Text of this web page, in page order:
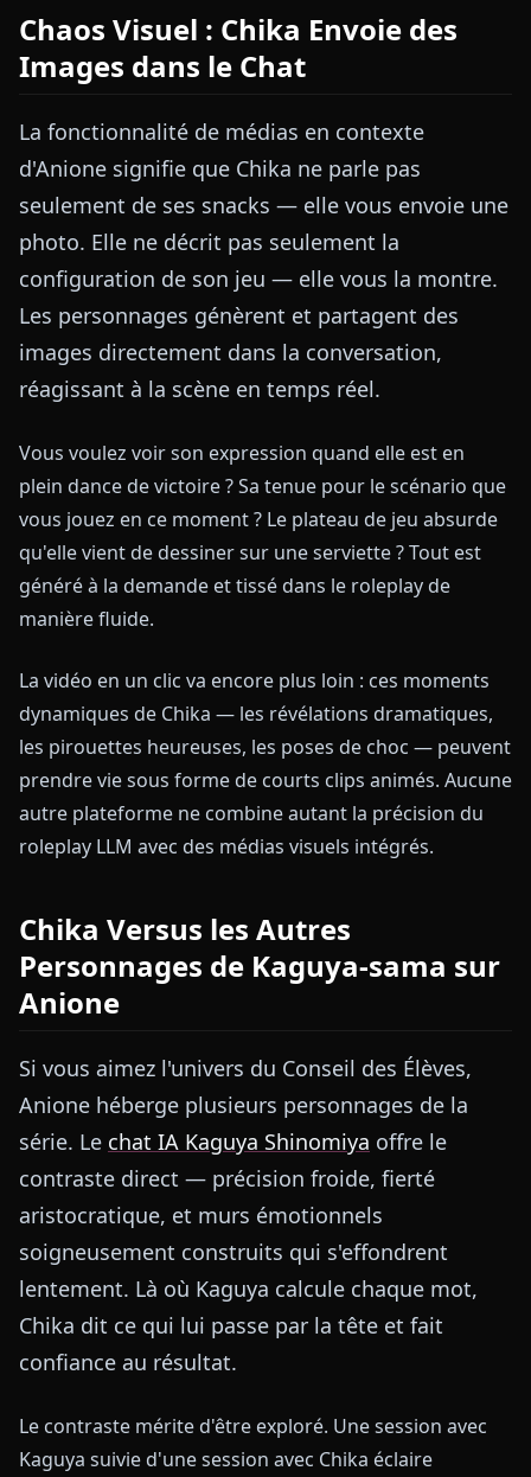
Chaos Visuel : Chika Envoie des
Images dans le Chat
La fonctionnalité de médias en contexte
d'Anione signifie que Chika ne parle pas
seulement de ses snacks — elle vous envoie une
photo. Elle ne décrit pas seulement la
configuration de son jeu — elle vous la montre.
Les personnages génèrent et partagent des
images directement dans la conversation,
réagissant à la scène en temps réel.
Vous voulez voir son expression quand elle est en
plein dance de victoire ? Sa tenue pour le scénario que
vous jouez en ce moment ? Le plateau de jeu absurde
qu'elle vient de dessiner sur une serviette ? Tout est
généré à la demande et tissé dans le roleplay de
manière fluide.
La vidéo en un clic va encore plus loin : ces moments
dynamiques de Chika — les révélations dramatiques,
les pirouettes heureuses, les poses de choc — peuvent
prendre vie sous forme de courts clips animés. Aucune
autre plateforme ne combine autant la précision du
roleplay LLM avec des médias visuels intégrés.
Chika Versus les Autres
Personnages de Kaguya-sama sur
Anione
Si vous aimez l'univers du Conseil des Élèves,
Anione héberge plusieurs personnages de la
série. Le chat IA Kaguya Shinomiya offre le
contraste direct — précision froide, fierté
aristocratique, et murs émotionnels
soigneusement construits qui s'effondrent
lentement. Là où Kaguya calcule chaque mot,
Chika dit ce qui lui passe par la tête et fait
confiance au résultat.
Le contraste mérite d'être exploré. Une session avec
Kaguya suivie d'une session avec Chika éclaire